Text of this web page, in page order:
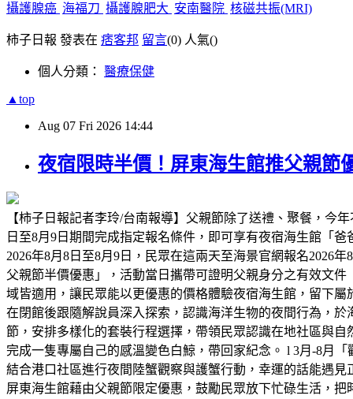
攝護腺癌 海福刀 攝護腺肥大 安南醫院 核磁共振(MRI)
柿子日報 發表在 痞客邦 留言(0) 人氣()
個人分類： 醫療保健
▲top
Aug 07 Fri 2026 14:44
夜宿限時半價！屏東海生館推父親節
【柿子日報記者李玲/台南報導】父親節除了送禮、聚餐，今
日至8月9日期間完成指定報名條件，即可享有夜宿海生館「
2026年8月8日至8月9日，民眾在這兩天至海景官網報名2026
父親節半價優惠」，活動當日攜帶可證明父親身分之有效文
域皆適用，讓民眾能以更優惠的價格體驗夜宿海生館，留下
在閉館後跟隨解說員深入探索，認識海洋生物的夜間行為，
節，安排多樣化的套裝行程選擇，帶領民眾認識在地社區與
完成一隻專屬自己的感溫變色白鯨，帶回家紀念。 l 3月-8月
結合港口社區進行夜間陸蟹觀察與護蟹行動，幸運的話能遇
屏東海生館藉由父親節限定優惠，鼓勵民眾放下忙碌生活，